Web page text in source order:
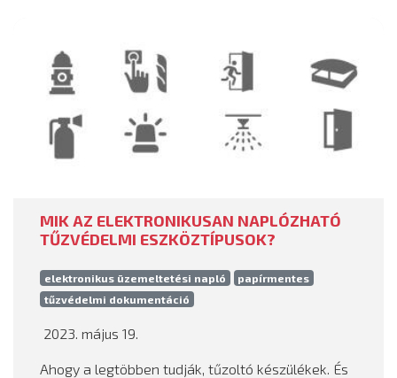
MIK AZ ELEKTRONIKUSAN NAPLÓZHATÓ
TŰZVÉDELMI ESZKÖZTÍPUSOK?
elektronikus üzemeltetési napló
papírmentes
tűzvédelmi dokumentáció
2023. május 19.
Ahogy a legtöbben tudják, tűzoltó készülékek. És